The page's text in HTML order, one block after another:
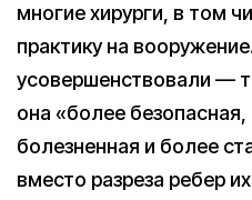
многие хирурги, в том
практику на
усовершенствовали —
она «более
болезненная и более
вместо разреза ребер